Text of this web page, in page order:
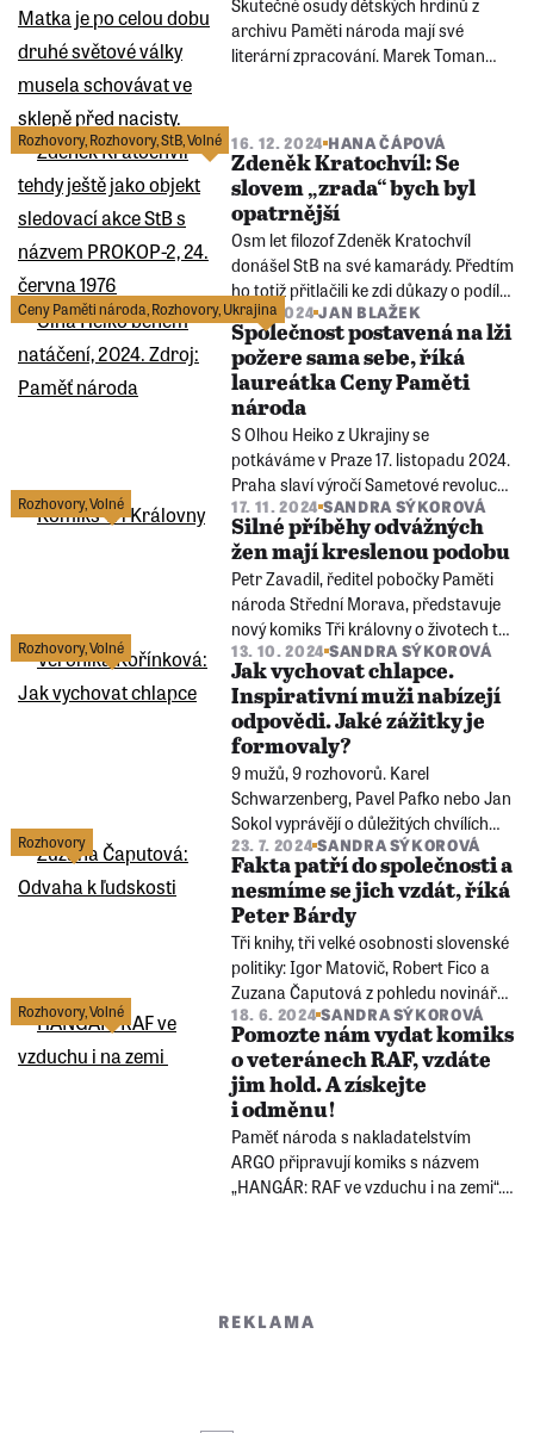
archivu Paměti národa mají své
literární zpracování. Marek Toman
jsme za to nemohli“ bude pokřtěna 29.
ledna v Knihovně Václava Havla.
Rozhovory,Rozhovory,StB,Volné 16. 12. 2024 HANA ČÁPOVÁ
Zdeněk Kratochvíl: Se
slovem „zrada“ bych byl
opatrnější
​​​​​​​Osm let filozof Zdeněk Kratochvíl
donášel StB na své kamarády. Předtím
ho totiž přitlačili ke zdi důkazy o podílu
na přípravě budoucích kněží k tajnému
svěcení. Přečtěte si rozhovor, ve
kterém Zdeněk Kratochvíl mluví o této
době naprosto otevřeně.
Ceny Paměti národa,Rozhovory,Ukrajina
4. 12. 2024 JAN BLAŽEK
Společnost postavená na lži
požere sama sebe, říká
laureátka Ceny Paměti
národa
S Olhou Heiko z Ukrajiny se
potkáváme v Praze 17. listopadu 2024.
Praha slaví výročí Sametové revoluce,
na Ukrajině se ale válčí. Právě dnes
proběhl jeden z nejhorších ruských
útoků na civilisty, na infrastrukturu.
Jaký je to pocit přijet ze země, kde je
válka?
Rozhovory,Volné 17. 11. 2024 SANDRA SÝKOROVÁ
Silné příběhy odvážných
žen mají kreslenou podobu
Petr Zavadil, ředitel pobočky Paměti
národa Střední Morava, představuje
nový komiks Tři královny o životech tří
nezlomných žen. Na příbězích
pracovali známí autoři Martin
Šinkovský a Honza Blažek. Kniha vyšla
i díky vám, čtenářům, a je už nyní k
dostání v e-shopu.
Rozhovory,Volné 13. 10. 2024 SANDRA SÝKOROVÁ
Jak vychovat chlapce.
Inspirativní muži nabízejí
odpovědi. Jaké zážitky je
formovaly?
9 mužů, 9 rozhovorů. Karel
Schwarzenberg, Pavel Pafko nebo Jan
Sokol vyprávějí o důležitých chvílích
svého života. Text Veroniky Kořínkové
doprovázejí fotografie zpovídaných
zachycené jejím manželem Pavlem.
Výtěžek z prodeje jde na léčbu
leukémie.
Rozhovory 23. 7. 2024 SANDRA SÝKOROVÁ
Fakta patří do společnosti a
nesmíme se jich vzdát, říká
Peter Bárdy
Tři knihy, tři velké osobnosti slovenské
politiky: Igor Matovič, Robert Fico a
Zuzana Čaputová z pohledu novináře
a komentátora Petera Bárdyho. Nabízí
literaturu faktu, která vzdělává i
varuje. Všechny knihy najdete v e-
shopu Paměti národa.
Rozhovory,Volné 18. 6. 2024 SANDRA SÝKOROVÁ
Pomozte nám vydat komiks
o veteránech RAF, vzdáte
jim hold. A získejte
i odměnu!
Paměť národa s nakladatelstvím
ARGO připravují komiks s názvem
„HANGÁR: RAF ve vzduchu i na zemi“.
nemůže dočkat! A děkuje za podporu!
REKLAMA